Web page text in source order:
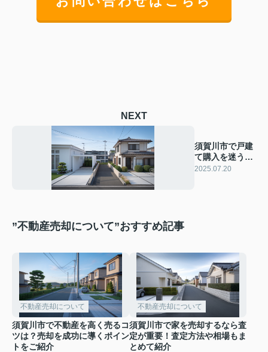
NEXT
須賀川市で戸建
て購入を迷う方
へ！新築と中古
2025.07.20
”不動産売却について”おすすめ記事
不動産売却について
須賀川市で不動産を高く売るコ
ツは？売却を成功に導くポイン
トをご紹介
不動産売却について
須賀川市で家を売却するなら査
定が重要！査定方法や相場もま
とめて紹介